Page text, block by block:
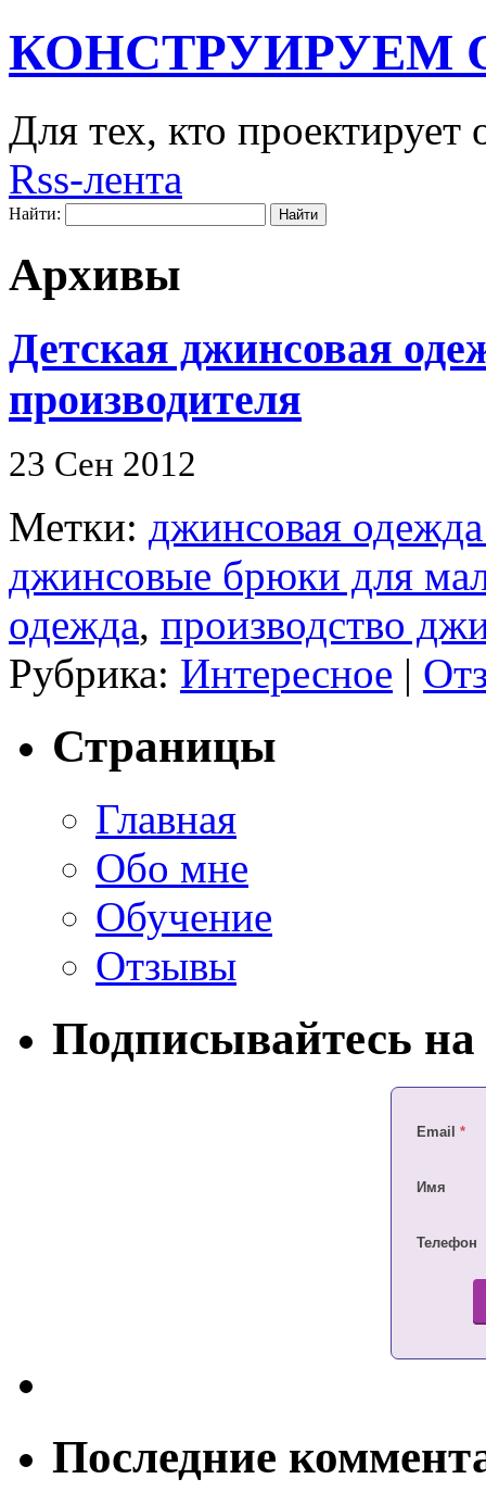
КОНСТРУИРУЕМ
Для тех, кто проектирует
Rss-лента
Найти:
Архивы
Детская джинсовая
производителя
23 Сен 2012
Метки: джинсовая
джинсовые брюки для
одежда, производство
Рубрика: Интересное |
Страницы
Главная
Обо мне
Обучение
Отзывы
Подписывайтесь
Email *
Имя
Телефон
Последние